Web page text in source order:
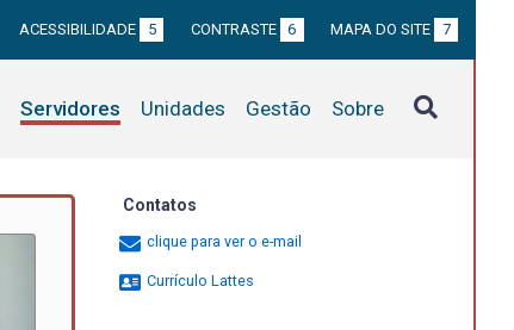
ACESSIBILIDADE 5 CONTRASTE 6 MAPA DO SITE 7
Servidores Unidades Gestão Sobre
Contatos
clique para ver o e-mail
Currículo Lattes